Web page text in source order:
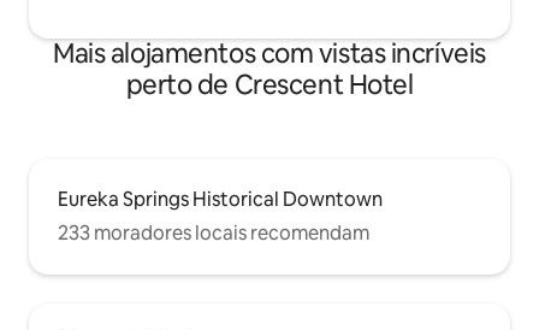
Mais alojamentos com vistas incríveis
perto de Crescent Hotel
Eureka Springs Historical Downtown
233 moradores locais recomendam